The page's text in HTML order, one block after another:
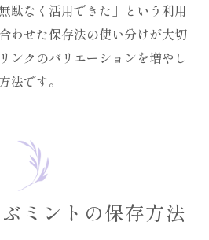
駄なく活用できた」という利用
わせた保存法の使い分けが大切
ンクのバリエーションを増やし
法です。
ミントの保存方法
合わせはこちら